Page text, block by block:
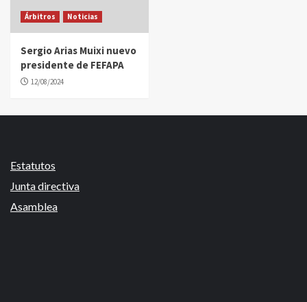
Árbitros Noticias
Sergio Arias Muixi nuevo
presidente de FEFAPA
12/08/2024
Estatutos
Junta directiva
Asamblea